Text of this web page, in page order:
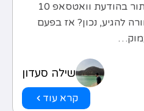
קרה לכם שלקוחה ביטלה תור בהודעת וואטסאפ 10
להגיע, נכון? אז בפעם
קרא עוד
שילה סעדון